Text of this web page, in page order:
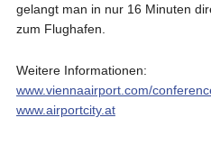
gelangt man in nur 16 Minuten
zum Flughafen.
Weitere Informationen:
www.viennaairport.com/
www.airportcity.at